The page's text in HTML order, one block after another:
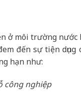
ở môi trường
đến sự tiện
hạn như:
công nghiệp